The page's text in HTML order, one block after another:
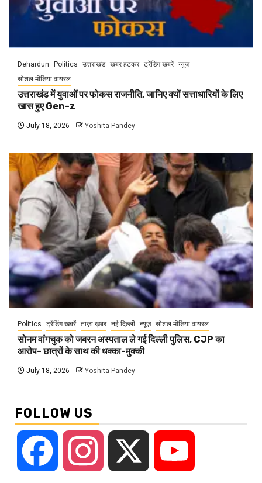
Dehardun Politics उत्तराखंड खबर हटकर ट्रेंडिंग खबरें न्यूज़
सोशल मीडिया वायरल
उत्तराखंड में युवाओं पर फोकस राजनीति, जानिए क्यों सत्ताधारियों के लिए
खास हुए Gen-z
July 18, 2026 Yoshita Pandey
Politics ट्रेंडिंग खबरें ताज़ा ख़बर नई दिल्ली न्यूज़ सोशल मीडिया वायरल
सोनम वांगचुक को जबरन अस्पताल ले गई दिल्ली पुलिस, CJP का
आरोप- छात्रों के साथ की धक्का-मुक्की
July 18, 2026 Yoshita Pandey
FOLLOW US
Facebook Instagram